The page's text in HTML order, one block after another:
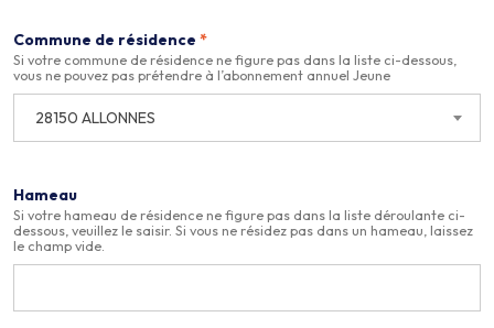
Commune de résidence *
Si votre commune de résidence ne figure pas dans la liste ci-dessous,
vous ne pouvez pas prétendre à l’abonnement annuel Jeune
28150 ALLONNES
Hameau
Si votre hameau de résidence ne figure pas dans la liste déroulante ci-
dessous, veuillez le saisir. Si vous ne résidez pas dans un hameau, laissez
le champ vide.